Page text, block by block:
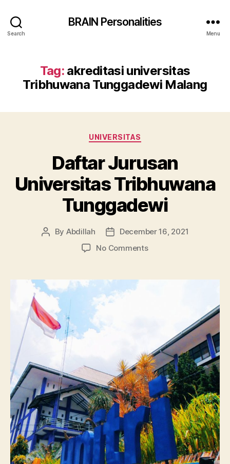
Search
BRAIN Personalities
Menu
Tag: akreditasi universitas
Tribhuwana Tunggadewi Malang
Categories
UNIVERSITAS
Daftar Jurusan
Universitas Tribhuwana
Tunggadewi
Post
By Abdillah
Post
date
December 16, 2021
No Commentson
Universitas